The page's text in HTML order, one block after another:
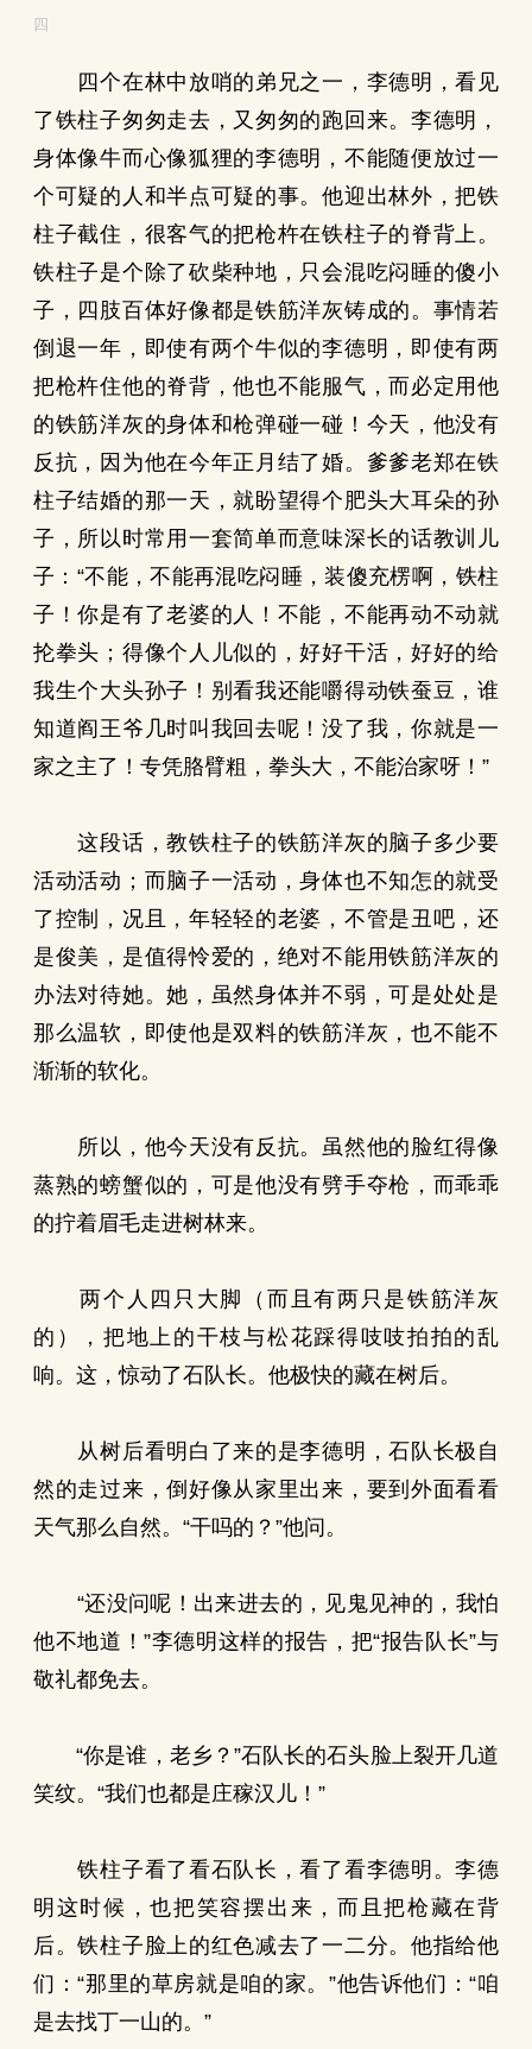
四
四个在林中放哨的弟兄之一，李德明，看见
了铁柱子匆匆走去，又匆匆的跑回来。李德明，
身体像牛而心像狐狸的李德明，不能随便放过一
个可疑的人和半点可疑的事。他迎出林外，把铁
柱子截住，很客气的把枪杵在铁柱子的脊背上。
铁柱子是个除了砍柴种地，只会混吃闷睡的傻小
子，四肢百体好像都是铁筋洋灰铸成的。事情若
倒退一年，即使有两个牛似的李德明，即使有两
把枪杵住他的脊背，他也不能服气，而必定用他
的铁筋洋灰的身体和枪弹碰一碰！今天，他没有
反抗，因为他在今年正月结了婚。爹爹老郑在铁
柱子结婚的那一天，就盼望得个肥头大耳朵的孙
子，所以时常用一套简单而意味深长的话教训儿
子：“不能，不能再混吃闷睡，装傻充楞啊，铁柱
子！你是有了老婆的人！不能，不能再动不动就
抡拳头；得像个人儿似的，好好干活，好好的给
我生个大头孙子！别看我还能嚼得动铁蚕豆，谁
知道阎王爷几时叫我回去呢！没了我，你就是一
家之主了！专凭胳臂粗，拳头大，不能治家呀！”
这段话，教铁柱子的铁筋洋灰的脑子多少要
活动活动；而脑子一活动，身体也不知怎的就受
了控制，况且，年轻轻的老婆，不管是丑吧，还
是俊美，是值得怜爱的，绝对不能用铁筋洋灰的
办法对待她。她，虽然身体并不弱，可是处处是
那么温软，即使他是双料的铁筋洋灰，也不能不
渐渐的软化。
所以，他今天没有反抗。虽然他的脸红得像
蒸熟的螃蟹似的，可是他没有劈手夺枪，而乖乖
的拧着眉毛走进树林来。
两个人四只大脚（而且有两只是铁筋洋灰
的），把地上的干枝与松花踩得吱吱拍拍的乱
响。这，惊动了石队长。他极快的藏在树后。
从树后看明白了来的是李德明，石队长极自
然的走过来，倒好像从家里出来，要到外面看看
天气那么自然。“干吗的？”他问。
“还没问呢！出来进去的，见鬼见神的，我怕
他不地道！”李德明这样的报告，把“报告队长”与
敬礼都免去。
“你是谁，老乡？”石队长的石头脸上裂开几道
笑纹。“我们也都是庄稼汉儿！”
铁柱子看了看石队长，看了看李德明。李德
明这时候，也把笑容摆出来，而且把枪藏在背
后。铁柱子脸上的红色减去了一二分。他指给他
们：“那里的草房就是咱的家。”他告诉他们：“咱
是去找丁一山的。”